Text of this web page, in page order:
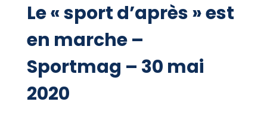
Le « sport d’après » est
en marche –
Sportmag – 30 mai
2020